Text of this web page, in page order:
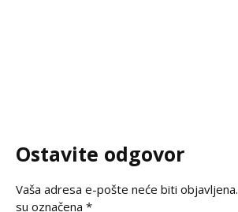
Ostavite odgovor
Vaša adresa e-pošte neće biti objavljena.
su označena *